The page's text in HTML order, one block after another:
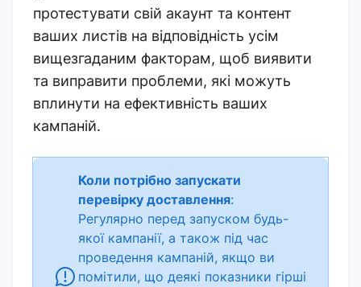
протестувати свій акаунт та контент
ваших листів на відповідність усім
вищезгаданим факторам, щоб виявити
та виправити проблеми, які можуть
вплинути на ефективність ваших
кампаній.
Коли потрібно запускати
перевірку доставлення:
Регулярно перед запуском будь-
якої кампанії, а також під час
проведення кампаній, якщо ви
помітили, що деякі показники гірші